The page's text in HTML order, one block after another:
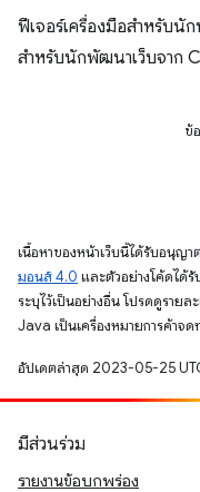
ฟีเจอร์เครื่องมือสำหรับนั
สำหรับนักพัฒนาเว็บจาก
ข้
เนื้อหาของหน้าเว็บนี้ได้รับอนุญา
มอนส์ 4.0 และตัวอย่างโค้ดได้
ระบุไว้เป็นอย่างอื่น โปรดดูรายล
Java เป็นเครื่องหมายการค้าจ
อัปเดตล่าสุด 2023-05-25
มีส่วนร่วม
รายงานข้อบกพร่อง